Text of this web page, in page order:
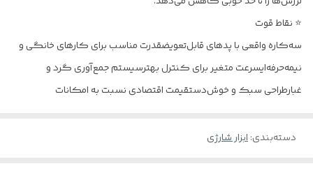
⭐ نقاط قوت
سه‌کاره واقعی با پدهای قابل‌تعویضقدرت مناسب برای کارهای خانگی و
نیمه‌حرفه‌ایسرعت متغیر برای کنترل بهترسیستم جمع‌آوری گرد و
غبارطراحی سبک و خوش‌دستقیمت اقتصادی نسبت به امکانات
دسته‌بندی:ابزار شارژی